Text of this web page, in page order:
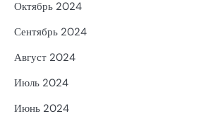
Октябрь 2024
Сентябрь 2024
Август 2024
Июль 2024
Июнь 2024